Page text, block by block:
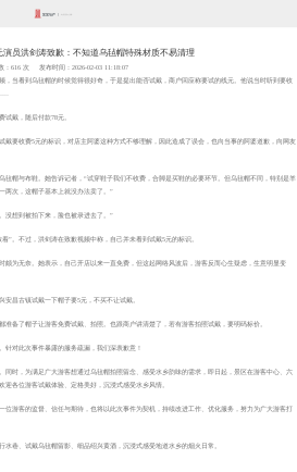
演员洪剑涛致歉：不知道乌毡帽特殊材质不易清理
： 616 次
发布时间：2026-02-03 11:18:07
当看到乌毡帽的时候觉得很好奇，于是提出能否试戴，商户回应称要试的线元。他说当时听到要收
戴，随后付款78元。
要收费5元的标识，对店主阿婆这种方式不够理解，因此造成了误会，也向当事的阿婆道歉，向网友
帽与布鞋。她告诉记者，“试穿鞋子我们不收费，合脚是买鞋的必要环节。但乌毡帽不同，特别是羊
两次，这帽子基本上就没办法卖了。”
想到被拍下来，脸也被录进去了。”
。不过，洪剑涛在致歉视频中称，自己并未看到试戴5元的标识。
为无奈。她表示，自己开店以来一直免费，但这起网络风波后，游客反而心生疑虑，生意明显变
昌古镇试戴一下帽子要5元，不买不让试戴。
了帽子让游客免费试戴、拍照。也跟商户讲清楚了，若有游客拍照试戴，要明码标价。
对此次事件暴露的服务疏漏，我们深表歉意！
时，为满足广大游客想通过乌毡帽拍照留念、感受水乡韵味的需求，即日起，景区在游客中心、六
各位游客试戴体验、定格美好，沉浸式感受水乡风情。
游客的监督、信任与期待，也将以此次事件为契机，持续改进工作、优化服务，努力为广大游客打
巷、试戴乌毡帽留影、细品绍兴黄酒，沉浸式感受地道水乡的烟火日常。